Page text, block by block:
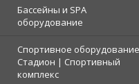
Бассейны и SPA
оборудование
Спортивное оборудование
Стадион | Cпортивный
комплекс